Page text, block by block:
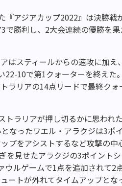
『アジアカップ2022』は決勝戦
で勝利し、2大会連続の優勝を果
はスティールからの速攻に加え
22-10で第1クォーターを終えた
ラリアの14点リードで最終クォ
ラリアが押し切るかに思われた
なったワエル・アラクジは3ポ
プをアシストするなど攻撃の中
を見せたアラクジの3ポイント
ウルゲームで1点を追加されて2
ートが外れてタイムアップとな